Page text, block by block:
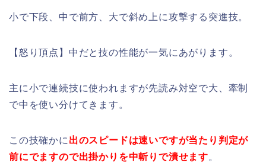
小で下段、中で前方、大で斜め上に攻撃する突進技。
【怒り頂点】中だと技の性能が一気にあがります。
主に小で連続技に使われますが先読み対空で大、牽制
で中を使い分けてきます。
この技確かに 出のスピードは速いですが当たり判定が
前にでますので出掛かりを中斬りで潰せます。